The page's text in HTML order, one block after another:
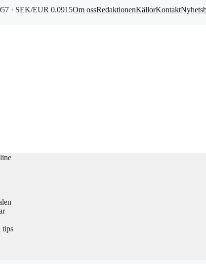
· SEK/EUR 0.0915Om ossRedaktionenKällorKontakt
tips